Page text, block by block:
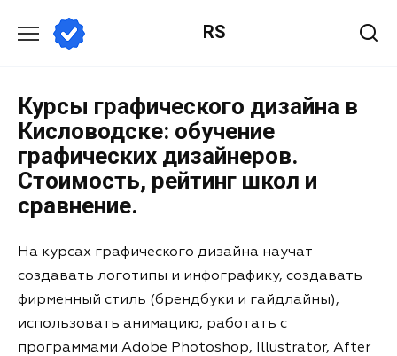
RS
Курсы графического дизайна в
Кисловодске: обучение
графических дизайнеров.
Стоимость, рейтинг школ и
сравнение.
На курсах графического дизайна научат
создавать логотипы и инфографику, создавать
фирменный стиль (брендбуки и гайдлайны),
использовать анимацию, работать с
программами Adobe Photoshop, Illustrator, After